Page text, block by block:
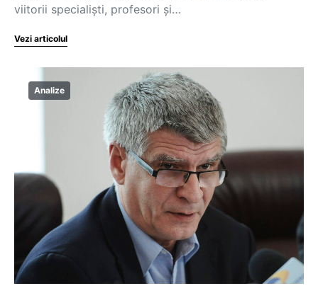
viitorii specialiști, profesori și…
Vezi articolul
Analize